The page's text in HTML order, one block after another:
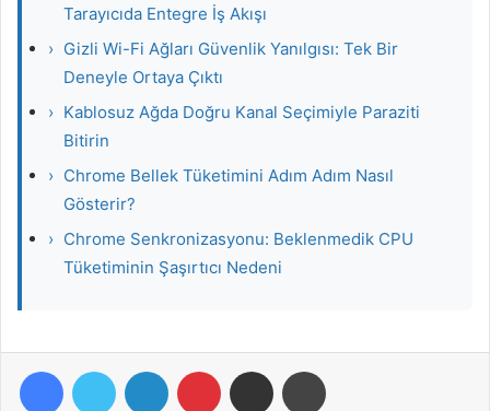
Tarayıcıda Entegre İş Akışı
› Gizli Wi-Fi Ağları Güvenlik Yanılgısı: Tek Bir
Deneyle Ortaya Çıktı
› Kablosuz Ağda Doğru Kanal Seçimiyle Paraziti
Bitirin
› Chrome Bellek Tüketimini Adım Adım Nasıl
Gösterir?
› Chrome Senkronizasyonu: Beklenmedik CPU
Tüketiminin Şaşırtıcı Nedeni